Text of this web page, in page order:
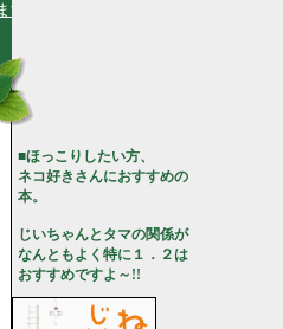
■ほっこりしたい方、
ネコ好きさんにおすすめの
本。
じいちゃんとタマの関係が
なんともよく特に１．２は
おすすめですよ～!!